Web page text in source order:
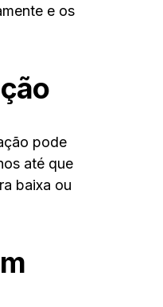
e os
pode
até que
baixa ou